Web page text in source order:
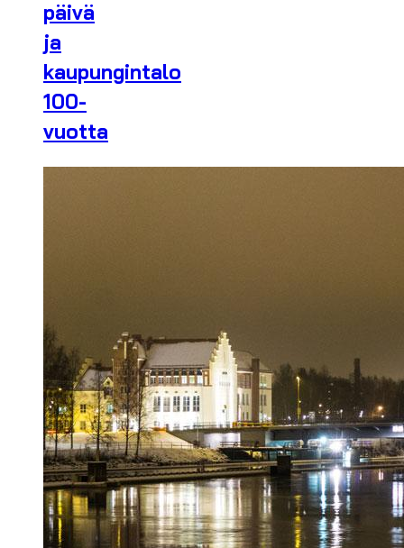
päivä
ja
kaupungintalo
100-
vuotta